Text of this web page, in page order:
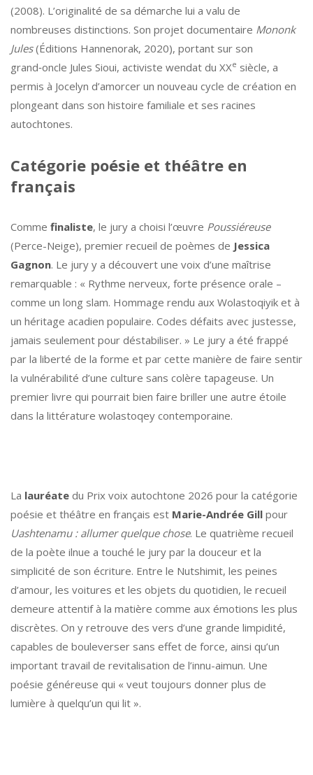
(2008). L’originalité de sa démarche lui a valu de
nombreuses distinctions. Son projet documentaire Mononk
Jules(Éditions Hannenorak, 2020), portant sur son
grand‑oncle Jules Sioui, activiste wendat du XXe siècle, a
permis à Jocelyn d’amorcer un nouveau cycle de création en
plongeant dans son histoire familiale et ses racines
autochtones.
Catégorie poésie et théâtre en
français
Comme finaliste, le jury a choisi l’œuvre Poussiéreuse
(Perce-Neige), premier recueil de poèmes de Jessica
Gagnon. Le jury y a découvert une voix d’une maîtrise
remarquable : « Rythme nerveux, forte présence orale –
comme un long slam. Hommage rendu aux Wolastoqiyik et à
un héritage acadien populaire. Codes défaits avec justesse,
jamais seulement pour déstabiliser. » Le jury a été frappé
par la liberté de la forme et par cette manière de faire sentir
la vulnérabilité d’une culture sans colère tapageuse. Un
premier livre qui pourrait bien faire briller une autre étoile
dans la littérature wolastoqey contemporaine.
La lauréate du Prix voix autochtone 2026 pour la catégorie
poésie et théâtre en français est Marie-Andrée Gill pour
Uashtenamu : allumer quelque chose. Le quatrième recueil
de la poète ilnue a touché le jury par la douceur et la
simplicité de son écriture. Entre le Nutshimit, les peines
d’amour, les voitures et les objets du quotidien, le recueil
demeure attentif à la matière comme aux émotions les plus
discrètes. On y retrouve des vers d’une grande limpidité,
capables de bouleverser sans effet de force, ainsi qu’un
important travail de revitalisation de l’innu-aimun. Une
poésie généreuse qui « veut toujours donner plus de
lumière à quelqu’un qui lit ».